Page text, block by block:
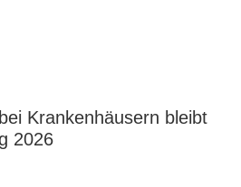
Krankenhäusern bleibt
2026